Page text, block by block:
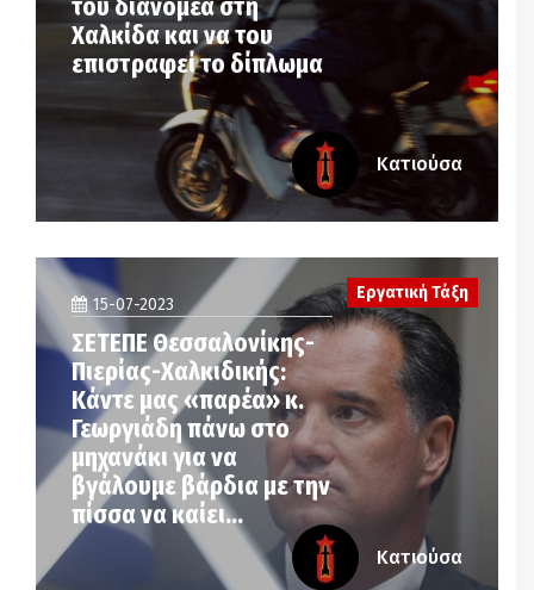
του διανομέα στη
Χαλκίδα και να του
επιστραφεί το δίπλωμα
Κατιούσα
15-07-2023
ΣΕΤΕΠΕ Θεσσαλονίκης-
Πιερίας-Χαλκιδικής:
Κάντε μας «παρέα» κ.
Γεωργιάδη πάνω στο
μηχανάκι για να
βγάλουμε βάρδια με την
πίσσα να καίει…
Εργατική Τάξη
Κατιούσα